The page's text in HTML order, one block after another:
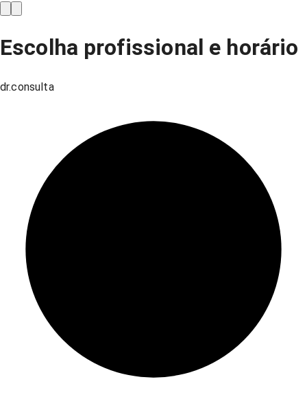
Escolha profissional e horário
dr.consulta